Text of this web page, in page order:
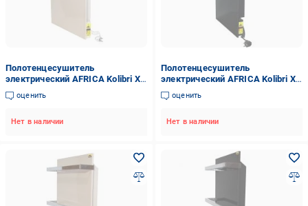
Полотенцесушитель
электрический AFRICA Kolibri X1
beige 250 Вт. керамический с
программатором
оценить
Нет в наличии
Полотенцесушитель
электрический AFRICA Kolibri X1
grafit 250 Вт. керамический с
программатором
оценить
Нет в наличии